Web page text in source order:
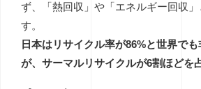
ず、「熱回収」や「エネルギー回収」
す。
日本はリサイクル率が86%と世界で
が、サーマルリサイクルが6割ほどを